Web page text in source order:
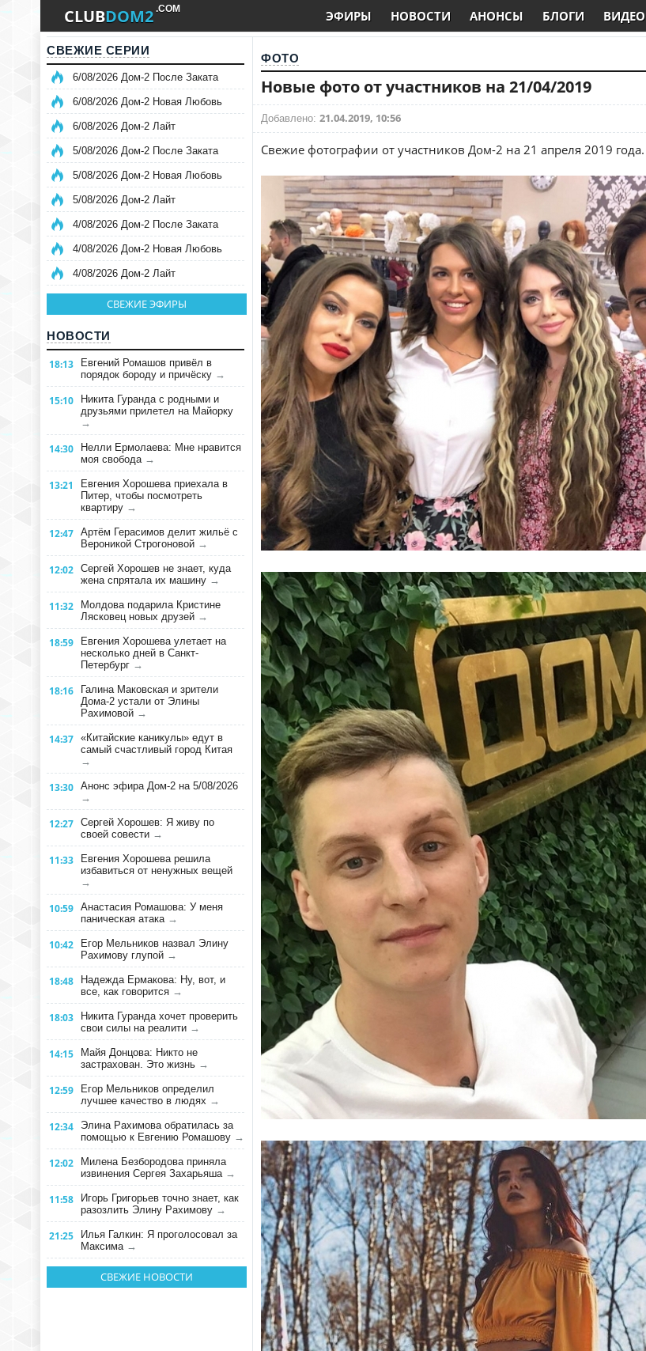
CLUBDOM2 .COM ЭФИРЫ НОВОСТИ АНОНСЫ БЛОГИ ВИДЕО
СВЕЖИЕ СЕРИИ
6/08/2026 Дом-2 После Заката
6/08/2026 Дом-2 Новая Любовь
6/08/2026 Дом-2 Лайт
5/08/2026 Дом-2 После Заката
5/08/2026 Дом-2 Новая Любовь
5/08/2026 Дом-2 Лайт
4/08/2026 Дом-2 После Заката
4/08/2026 Дом-2 Новая Любовь
4/08/2026 Дом-2 Лайт
СВЕЖИЕ ЭФИРЫ
НОВОСТИ
18:13
Евгений Ромашов привёл в
порядок бороду и причёску →
15:10
Никита Гуранда с родными и
друзьями прилетел на Майорку
→
14:30
Нелли Ермолаева: Мне нравится
моя свобода →
13:21
Евгения Хорошева приехала в
Питер, чтобы посмотреть
квартиру →
12:47 Артём Герасимов делит жильё с
Вероникой Строгоновой →
12:02 Сергей Хорошев не знает, куда
жена спрятала их машину →
11:32
Молдова подарила Кристине
Лясковец новых друзей →
18:59
Евгения Хорошева улетает на
несколько дней в Санкт-
Петербург →
18:16
Галина Маковская и зрители
Дома-2 устали от Элины
Рахимовой →
14:37 «Китайские каникулы» едут в
самый счастливый город Китая
→
13:30 Анонс эфира Дом-2 на 5/08/2026
→
12:27 Сергей Хорошев: Я живу по
своей совести →
11:33
Евгения Хорошева решила
избавиться от ненужных вещей
→
10:59 Анастасия Ромашова: У меня
паническая атака →
10:42
Егор Мельников назвал Элину
Рахимову глупой →
18:48
Надежда Ермакова: Ну, вот, и
все, как говорится →
18:03
Никита Гуранда хочет проверить
свои силы на реалити →
14:15
Майя Донцова: Никто не
застрахован. Это жизнь →
12:59
Егор Мельников определил
лучшее качество в людях →
12:34
Элина Рахимова обратилась за
помощью к Евгению Ромашову →
12:02
Милена Безбородова приняла
извинения Сергея Захарьяша →
11:58
Игорь Григорьев точно знает, как
разозлить Элину Рахимову →
21:25
Илья Галкин: Я проголосовал за
Максима →
СВЕЖИЕ НОВОСТИ
ФОТО
Новые фото от участников на 21/04/2019
Добавлено: 21.04.2019, 10:56
Свежие фотографии от участников Дом-2 на 21 апреля 2019 года.